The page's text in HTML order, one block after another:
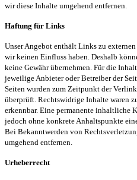
wir diese Inhalte umgehend entfernen.
Haftung für Links
Unser Angebot enthält Links zu
wir keinen Einfluss haben. Deshalb
keine Gewähr übernehmen. Für die
jeweilige Anbieter oder Betreiber der
Seiten wurden zum Zeitpunkt der
überprüft. Rechtswidrige Inhalte waren
erkennbar. Eine permanente inhaltliche
jedoch ohne konkrete Anhaltspunkte
Bei Bekanntwerden von
umgehend entfernen.
Urheberrecht